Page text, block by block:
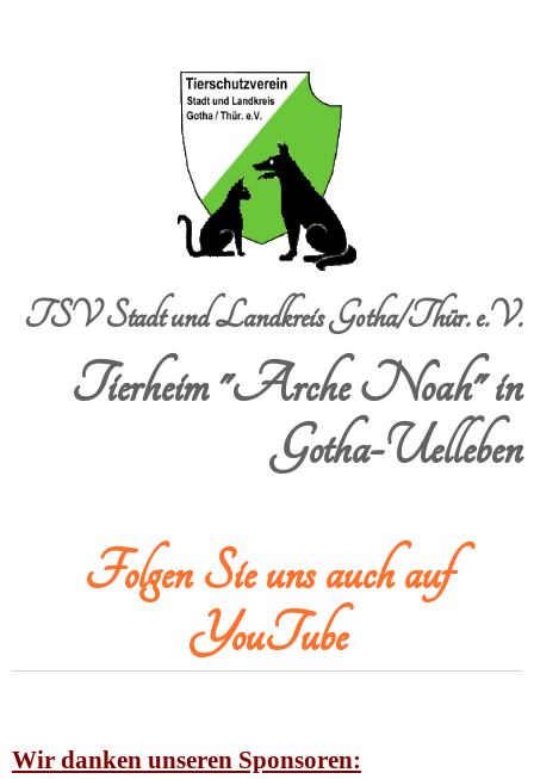
TSV Stadt und Landkreis Gotha/Thür. e.V.
Tierheim "Arche Noah" in
Gotha-Uelleben
Folgen Sie uns auch auf
YouTube
Wir danken unseren Sponsoren: